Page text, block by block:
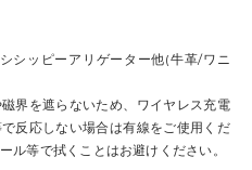
シッピーアリゲーター他(牛革/ワニ
界を遮らないため、ワイヤレス充電
反応しない場合は有線をご使用くだ
ル等で拭くことはお避けください。